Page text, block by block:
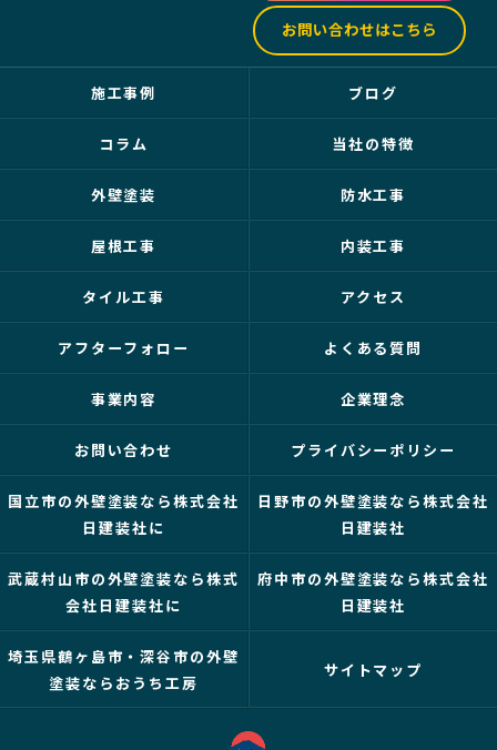
お問い合わせはこちら
施工事例 ブログ
コラム 当社の特徴
外壁塗装 防水工事
屋根工事 内装工事
タイル工事 アクセス
アフターフォロー よくある質問
事業内容 企業理念
お問い合わせ プライバシーポリシー
国立市の外壁塗装なら株式会社
日建装社に
日野市の外壁塗装なら株式会社
日建装社
武蔵村山市の外壁塗装なら株式
会社日建装社に
府中市の外壁塗装なら株式会社
日建装社
埼玉県鶴ヶ島市・深谷市の外壁
塗装ならおうち工房
サイトマップ